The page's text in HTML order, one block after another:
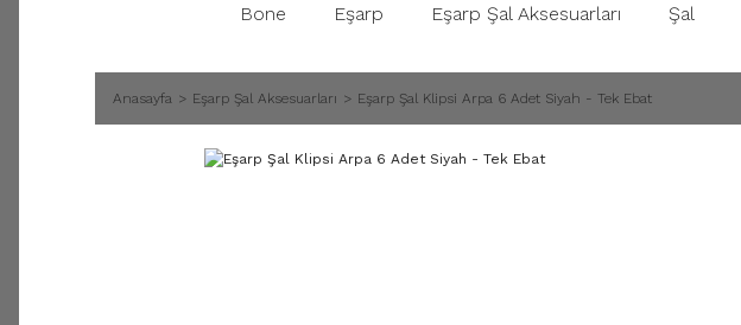
Bone Eşarp Eşarp Şal Aksesuarları Şal
Anasayfa Eşarp Şal Aksesuarları Eşarp Şal Klipsi Arpa 6 Adet Siyah - Tek Ebat